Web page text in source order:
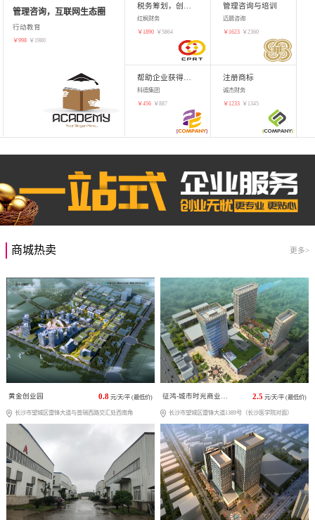
管理咨询，互联网生态圈
行动教育
￥998 ￥ 1980
红枫财务
￥ 1890 ￥5864
管理咨询与培训
迈晨咨询
￥ 1623 ￥2360
科德集团
￥456 ￥887
注册商标
诚杰财务
￥ 1233 ￥ 1345
商城热卖 更多>
黄金创业园 0.8 元/天/平 (最低价)
长沙市望城区雷锋大道与普瑞西路交汇处西南角
征鸿-城市时光商业广场 2.5 元/天/平 (最低价)
长沙市望城区雷锋大道1389号（长沙医学院对面）